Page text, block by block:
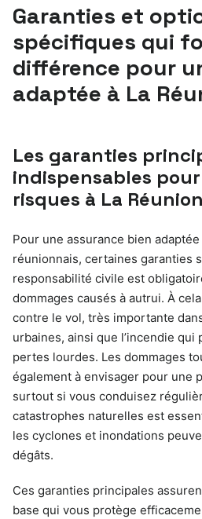
Garanties et
spécifiques qui
différence pour
adaptée à La
Les garanties
indispensables
risques à La Réunion
Pour une assurance bien
réunionnais, certaines garanties
responsabilité civile est
dommages causés à autrui. À
contre le vol, très importante
urbaines, ainsi que l’incendie qui
pertes lourdes. Les dommages
également à envisager pour une
surtout si vous conduisez
catastrophes naturelles est
les cyclones et inondations
dégâts.
Ces garanties principales
base qui vous protège